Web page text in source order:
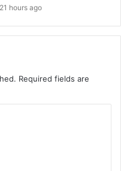
21 hours ago
Required fields are